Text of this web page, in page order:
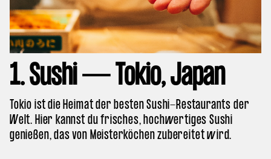
1. Sushi — Tokio, Japan
Tokio ist die Heimat der besten Sushi-Restaurants der
Welt. Hier kannst du frisches, hochwertiges Sushi
genießen, das von Meisterköchen zubereitet wird.